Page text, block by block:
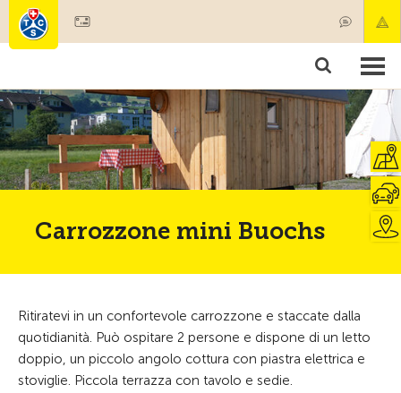
Societariato & prestazioni
Test, sicurezza & salute
Carrozzone mini Buochs
Ritiratevi in un confortevole carrozzone e staccate dalla
quotidianità. Può ospitare 2 persone e dispone di un letto
doppio, un piccolo angolo cottura con piastra elettrica e
stoviglie. Piccola terrazza con tavolo e sedie.